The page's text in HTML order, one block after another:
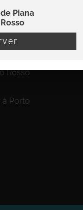
Rosso
à Porto
Piana